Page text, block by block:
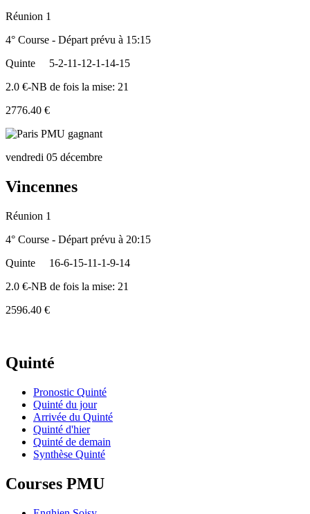
Réunion 1
4° Course - Départ prévu à 15:15
Quinte
5-2-11-12-1-14-15
2.0 €-NB de fois la mise: 21
2776.40 €
vendredi 05 décembre
Vincennes
Réunion 1
4° Course - Départ prévu à 20:15
Quinte
16-6-15-11-1-9-14
2.0 €-NB de fois la mise: 21
2596.40 €
Quinté
Pronostic Quinté
Quinté du jour
Arrivée du Quinté
Quinté d'hier
Quinté de demain
Synthèse Quinté
Courses PMU